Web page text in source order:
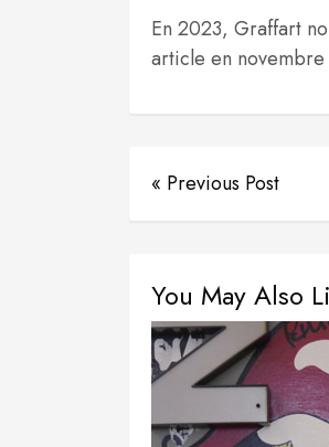
En 2023, Graffart
article en
« Previous Post
You May Also